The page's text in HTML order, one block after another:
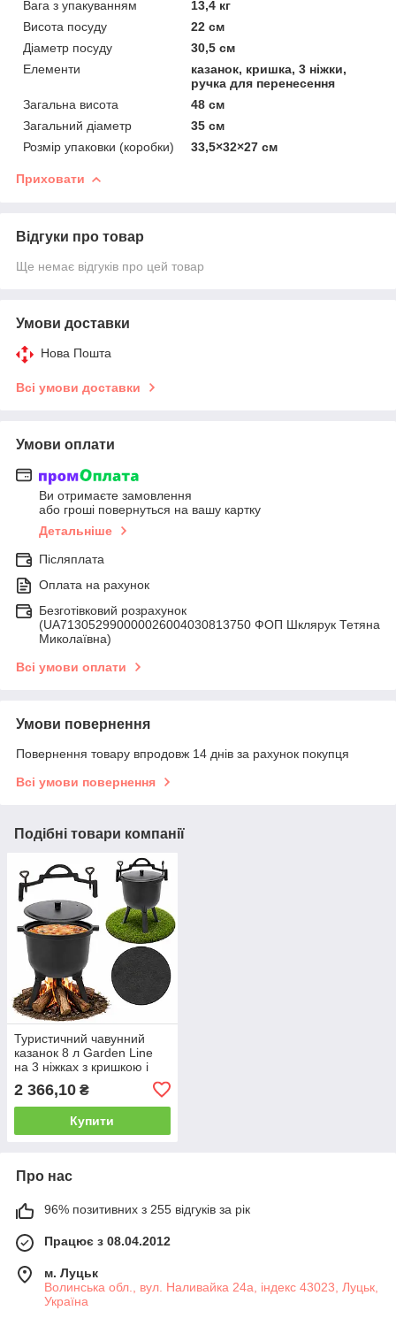
Вага з упакуванням
13,4 кг
Висота посуду
22 см
Діаметр посуду
30,5 см
Елементи
казанок, кришка, 3 ніжки,
ручка для перенесення
Загальна висота
48 см
Загальний діаметр
35 см
Розмір упаковки (коробки)
33,5×32×27 см
Приховати
Відгуки про товар
Ще немає відгуків про цей товар
Умови доставки
Нова Пошта
Всі умови доставки
Умови оплати
Ви отримаєте замовлення
або гроші повернуться на вашу картку
Детальніше
Післяплата
Оплата на рахунок
Безготівковий розрахунок
(UA713052990000026004030813750 ФОП Шклярук Тетяна
Миколаївна)
Всі умови оплати
Умови повернення
Повернення товару впродовж 14 днів за рахунок покупця
Всі умови повернення
Подібні товари компанії
Туристичний чавунний
казанок 8 л Garden Line
на 3 ніжках з кришкою і
ручкою для перенесення
(Польща)
2 366,10 ₴
Купити
Про нас
96% позитивних з 255 відгуків за рік
Працює з 08.04.2012
м. Луцьк
Волинська обл., вул. Наливайка 24а, індекс 43023, Луцьк,
Україна